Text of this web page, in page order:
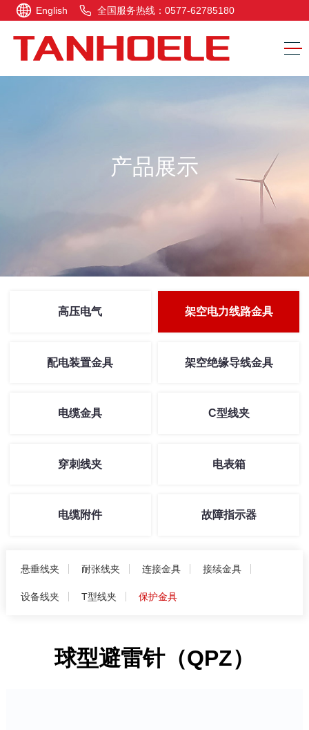
English 全国服务热线：0577-62785180
产品展示
高压电气 架空电力线路金具
配电装置金具 架空绝缘导线金具
电缆金具 C型线夹
穿刺线夹 电表箱
电缆附件 故障指示器
悬垂线夹 耐张线夹 连接金具 接续金具
设备线夹 T型线夹 保护金具
球型避雷针（QPZ）